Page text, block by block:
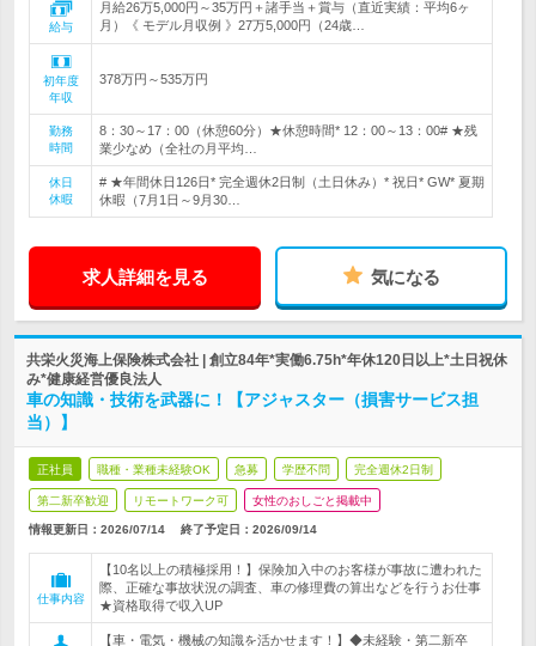
給与
月給26万5,000円～35万円＋諸手当＋賞与（直近実績：平均6ヶ
月）《 モデル月収例 》27万5,000円（24歳…
初年度
年収
378万円～535万円
勤務
時間
8：30～17：00（休憩60分）★休憩時間* 12：00～13：00# ★残
業少なめ（全社の月平均…
休日
休暇
# ★年間休日126日* 完全週休2日制（土日休み）* 祝日* GW* 夏期
休暇（7月1日～9月30…
求人詳細を見る 気になる
共栄火災海上保険株式会社 | 創立84年*実働6.75h*年休120日以上*土日祝休
み*健康経営優良法人
車の知識・技術を武器に！【アジャスター（損害サービス担
当）】
正社員 職種・業種未経験OK 急募 学歴不問 完全週休2日制
第二新卒歓迎 リモートワーク可 女性のおしごと掲載中
情報更新日：2026/07/14 終了予定日： 2026/09/14
仕事内容
【10名以上の積極採用！】保険加入中のお客様が事故に遭われた
際、正確な事故状況の調査、車の修理費の算出などを行うお仕事
★資格取得で収入UP
【車・電気・機械の知識を活かせます！】◆未経験・第二新卒